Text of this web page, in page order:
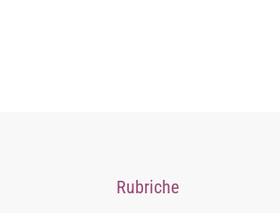
Rubriche